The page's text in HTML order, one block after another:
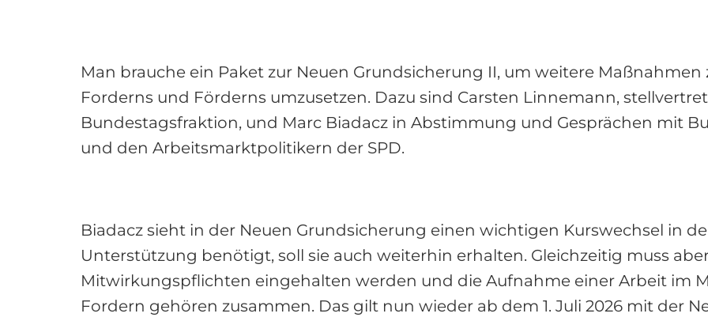
Man brauche ein Paket zur Neuen Grundsicherung II, um weitere Maßnahmen
Forderns und Förderns umzusetzen. Dazu sind Carsten Linnemann,
Bundestagsfraktion, und Marc Biadacz in Abstimmung und Gesprächen mit
und den Arbeitsmarktpolitikern der SPD.
Biadacz sieht in der Neuen Grundsicherung einen wichtigen Kurswechsel in
Unterstützung benötigt, soll sie auch weiterhin erhalten. Gleichzeitig muss
Mitwirkungspflichten eingehalten werden und die Aufnahme einer Arbeit im
Fordern gehören zusammen. Das gilt nun wieder ab dem 1. Juli 2026 mit der